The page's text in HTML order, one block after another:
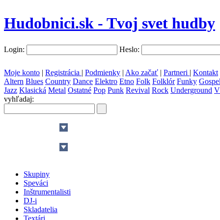
Hudobnici.sk - Tvoj svet hudby
Login: Heslo:
Moje konto | Registrácia | Podmienky | Ako začať | Partneri | Kontakt
Altern Blues Country Dance Elektro Etno Folk Folklór Funky Gospel
Jazz Klasická Metal Ostatné Pop Punk Revival Rock Underground
vyhľadaj:
Skupiny
Speváci
Inštrumentalisti
DJ-i
Skladatelia